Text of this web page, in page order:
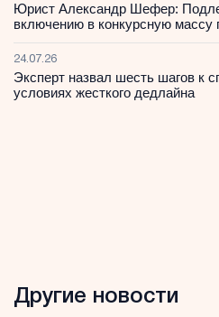
Юрист Александр Шефер:
включению в конкурсную массу
24.07.26
Эксперт назвал шесть шагов к
условиях жесткого дедлайна
Другие новости